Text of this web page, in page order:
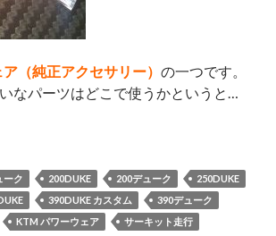
（純正アクセサリー） の一つです。
なパーツはどこで使うかというと…
利だったKTM純正アクセサリー
ーク 200DUKE 200デューク
250DUKE
390DUKE カスタム
390デューク
KTM パワーウェア
サーキット走行